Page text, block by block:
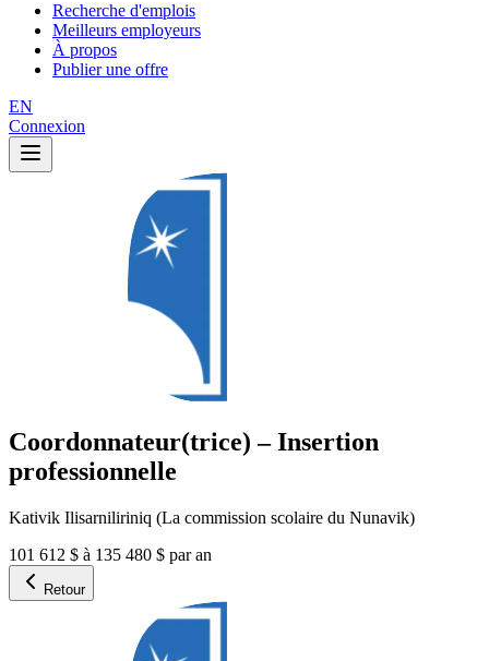
Recherche d'emplois
Meilleurs employeurs
À propos
Publier une offre
EN
Connexion
Coordonnateur(trice) – Insertion
professionnelle
Kativik Ilisarniliriniq (La commission scolaire du Nunavik)
101 612 $ à 135 480 $ par an
Retour